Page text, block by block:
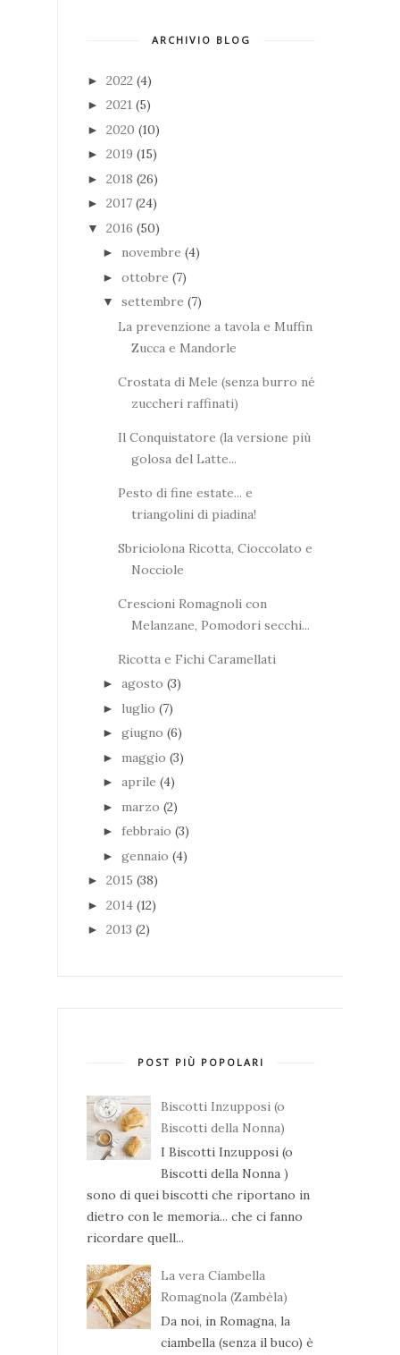
ARCHIVIO BLOG
► 2022 (4)
► 2021 (5)
► 2020 (10)
► 2019 (15)
► 2018 (26)
► 2017 (24)
▼ 2016 (50)
► novembre (4)
► ottobre (7)
▼ settembre (7)
La prevenzione a tavola e Muffin
Zucca e Mandorle
Crostata di Mele (senza burro né
zuccheri raffinati)
Il Conquistatore (la versione più
golosa del Latte...
Pesto di fine estate... e
triangolini di piadina!
Sbriciolona Ricotta, Cioccolato e
Nocciole
Crescioni Romagnoli con
Melanzane, Pomodori secchi...
Ricotta e Fichi Caramellati
► agosto (3)
► luglio (7)
► giugno (6)
► maggio (3)
► aprile (4)
► marzo (2)
► febbraio (3)
► gennaio (4)
► 2015 (38)
► 2014 (12)
► 2013 (2)
POST PIÙ POPOLARI
Biscotti Inzupposi (o
Biscotti della Nonna)
I Biscotti Inzupposi (o
Biscotti della Nonna )
sono di quei biscotti che riportano in
dietro con le memoria... che ci fanno
ricordare quell...
La vera Ciambella
Romagnola (Zambèla)
Da noi, in Romagna, la
ciambella (senza il buco) è